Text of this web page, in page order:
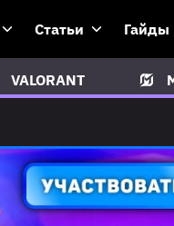
Статьи Гайды
VALORANT